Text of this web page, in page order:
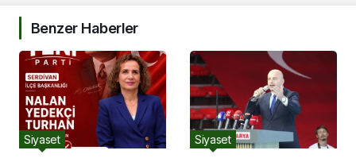
Benzer Haberler
Siyaset Siyaset